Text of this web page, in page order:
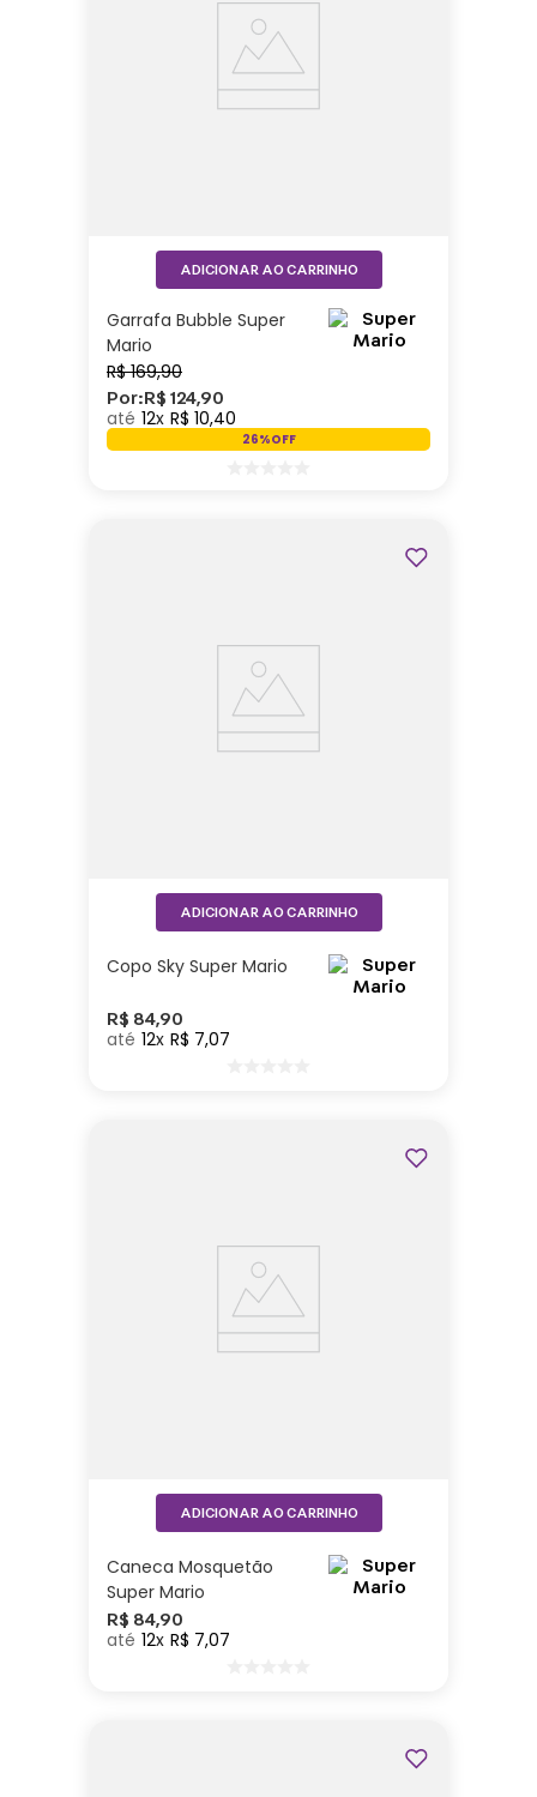
Garrafa Bubble Super
Mario
R$ 169,90
Por:R$ 124,90
12 R$ 10,40
26%OFF
ADICIONAR AO CARRINHO
Copo Sky Super Mario
R$ 84,90
12 R$ 7,07
ADICIONAR AO CARRINHO
Caneca Mosquetão
Super Mario
R$ 84,90
12 R$ 7,07
ADICIONAR AO CARRINHO